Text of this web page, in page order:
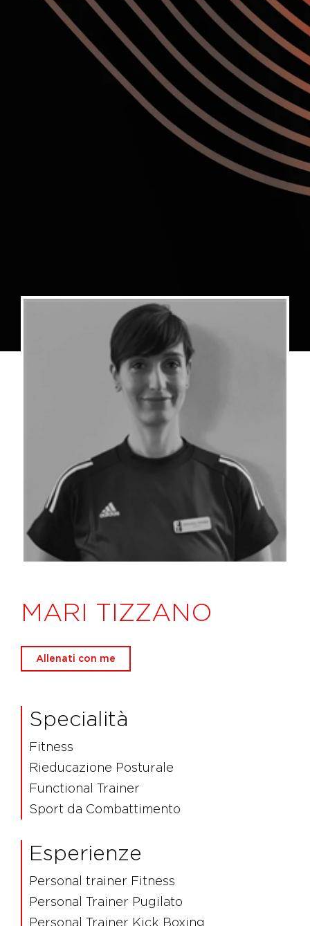
MARI TIZZANO
Allenati con me
Specialità
Fitness
Rieducazione Posturale
Functional Trainer
Sport da Combattimento
Esperienze
Personal trainer Fitness
Personal Trainer Pugilato
Personal Trainer Kick Boxing